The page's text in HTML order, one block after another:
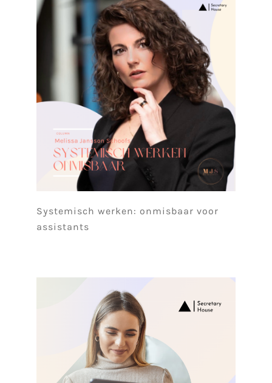
Systemisch werken: onmisbaar voor
assistants